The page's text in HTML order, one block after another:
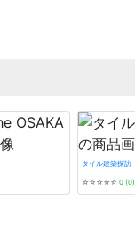
タイル建築探訪
☆☆☆☆☆ 0 (0)